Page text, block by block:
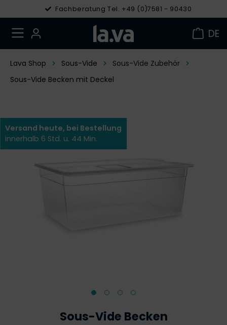
Fachberatung Tel. +49 (0)7581 - 90430
DE
Lava Shop Sous-Vide
Sous-Vide Zubehör
Sous-Vide Becken mit Deckel
Versand heute, bei Bestellung
innerhalb 6 Std. u. 44 Min.
Sous-Vide Becken